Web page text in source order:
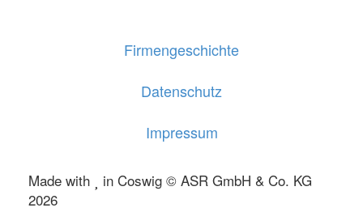
Firmengeschichte
Datenschutz
Impressum
Made with
in Coswig © ASR GmbH & Co. KG
2026